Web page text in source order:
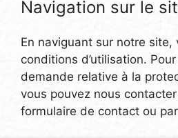
Navigation sur le
En naviguant sur notre site,
conditions d’utilisation.
demande relative à la
vous pouvez nous
formulaire de contact ou